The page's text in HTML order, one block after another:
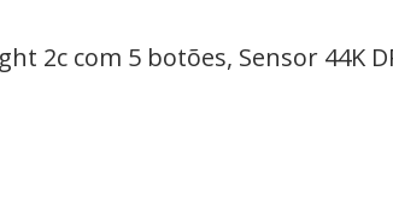
2c com 5 botões, Sensor 44K